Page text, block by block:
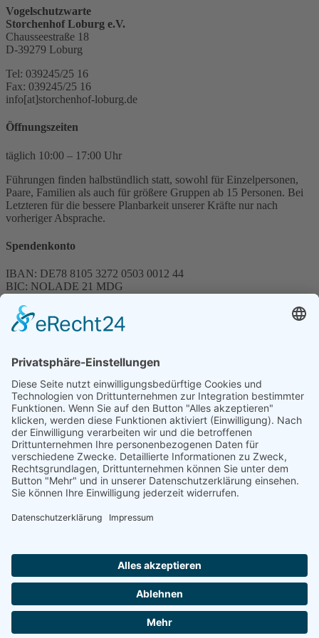
Vogelschutzwarte
Storchenhof Loburg e.V.
Chausseestraße 18
D-39279 Loburg
Tel: 039245/25 16
Fax: 039245/25 16
info[at]storchenhof-loburg.de
Öffnungszeiten
täglich 10:00 – 17:00 Uhr
Führungen finden halbstündlich statt, sowohl für Einzelpersonen,
Paare, Familien als auch für größere Gruppen ab 15 Personen. Bei
Letzteren für die bessere Planbarkeit unserer Kräfte nur nach
vorheriger Absprache.
Spendenkonto
IBAN: DE78 8105 3272 0503 0012 44
BIC: NOLADE 21 MDG
Spenden können steuerlich abgesetzt werden
Förderung
© 1987 – 2025
Storchenhof Loburg e.V.
Alle Rechte vorbehalten.
Cookie-Einstellungen
Navigation überspringen
Impressum
Haftungsausschluss
Facebook
YouTube